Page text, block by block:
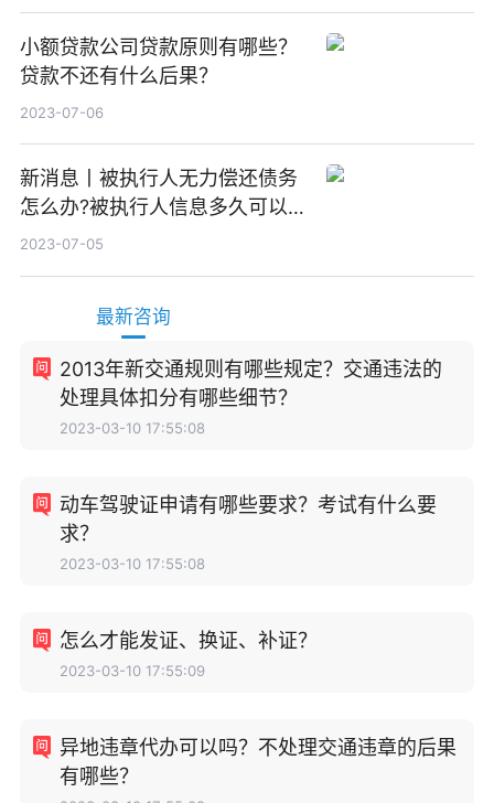
小额贷款公司贷款原则有哪些？
贷款不还有什么后果？
2023-07-06
新消息丨被执行人无力偿还债务
怎么办?被执行人信息多久可以
消除?
2023-07-05
最新咨询
2013年新交通规则有哪些规定？交通违法的
处理具体扣分有哪些细节？
2023-03-10 17:55:08
动车驾驶证申请有哪些要求？考试有什么要
求？
2023-03-10 17:55:08
怎么才能发证、换证、补证？
2023-03-10 17:55:09
异地违章代办可以吗？不处理交通违章的后果
有哪些？